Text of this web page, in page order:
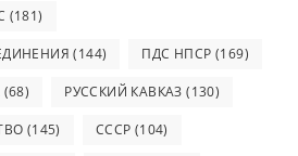
(181)
(144) ПДС НПСР (169)
(68) РУССКИЙ КАВКАЗ (130)
(145) СССР (104)